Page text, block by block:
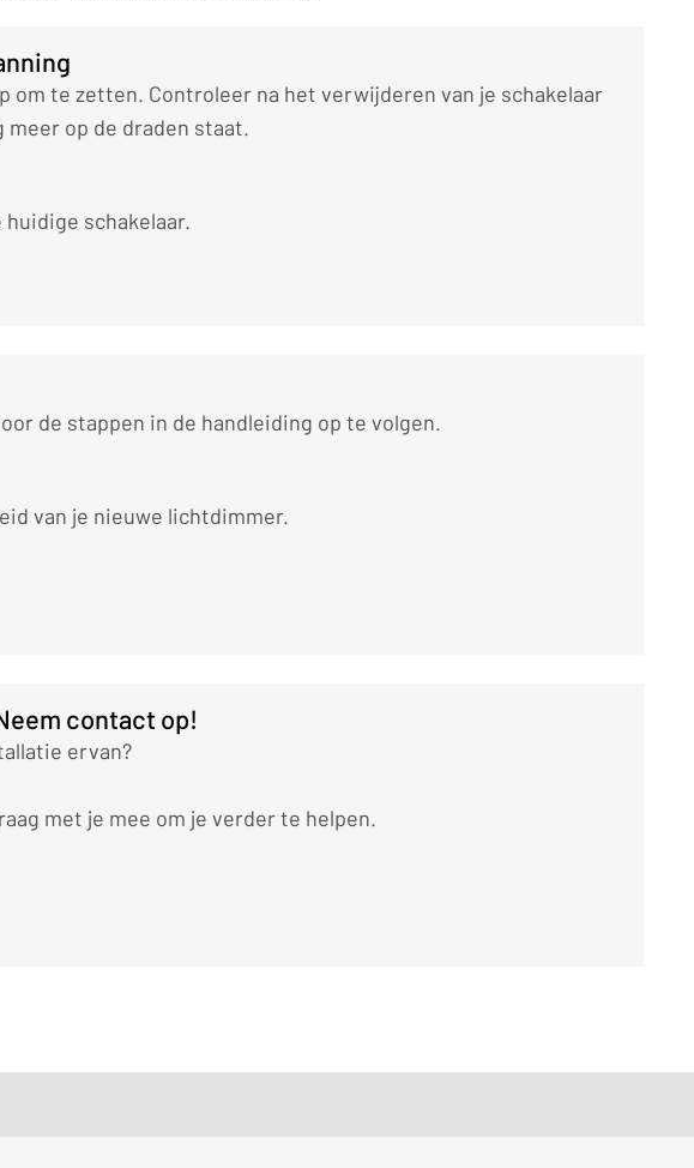
te zetten. Controleer na het verwijderen van je schakelaar
op de draden staat.
schakelaar.
de stappen in de handleiding op te volgen.
van je nieuwe lichtdimmer.
contact op!
ervan?
met je mee om je verder te helpen.